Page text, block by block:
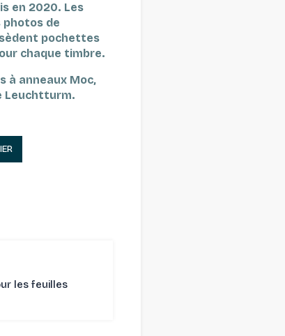
en 2020. Les
de
pochettes
chaque timbre.
à anneaux Moc,
Leuchtturm.
les feuilles